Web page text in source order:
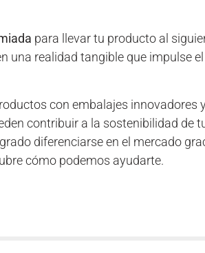
para llevar tu producto al
realidad tangible que impulse
con embalajes innovadores
contribuir a la sostenibilidad de
diferenciarse en el mercado
cómo podemos ayudarte.